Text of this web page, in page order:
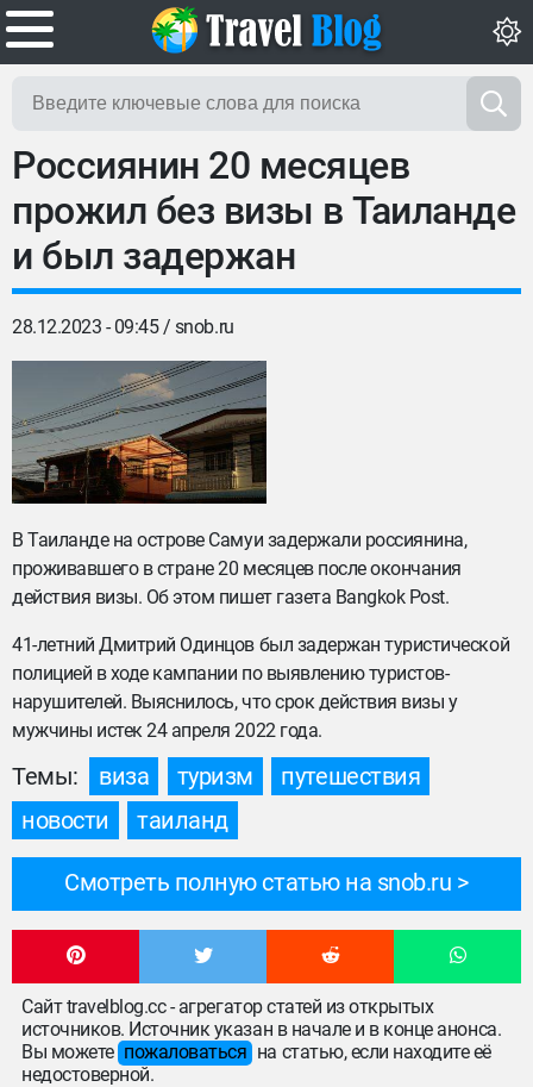
Россиянин 20 месяцев
прожил без визы в Таиланде
и был задержан
28.12.2023 - 09:45 / snob.ru
В Таиланде на острове Самуи задержали россиянина,
проживавшего в стране 20 месяцев после окончания
действия визы. Об этом пишет газета Bangkok Post.
41-летний Дмитрий Одинцов был задержан туристической
полицией в ходе кампании по выявлению туристов-
нарушителей. Выяснилось, что срок действия визы у
мужчины истек 24 апреля 2022 года.
Темы: виза туризм
путешествия
новости
таиланд
Смотреть полную статью на snob.ru
Сайт travelblog.cc - агрегатор статей из открытых
источников. Источник указан в начале и в конце анонса.
Вы можете пожаловаться на статью, если находите её
недостоверной.